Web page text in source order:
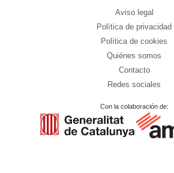
Aviso legal
Política de privacidad
Política de cookies
Quiénes somos
Contacto
Redes sociales
Con la colaboración de: